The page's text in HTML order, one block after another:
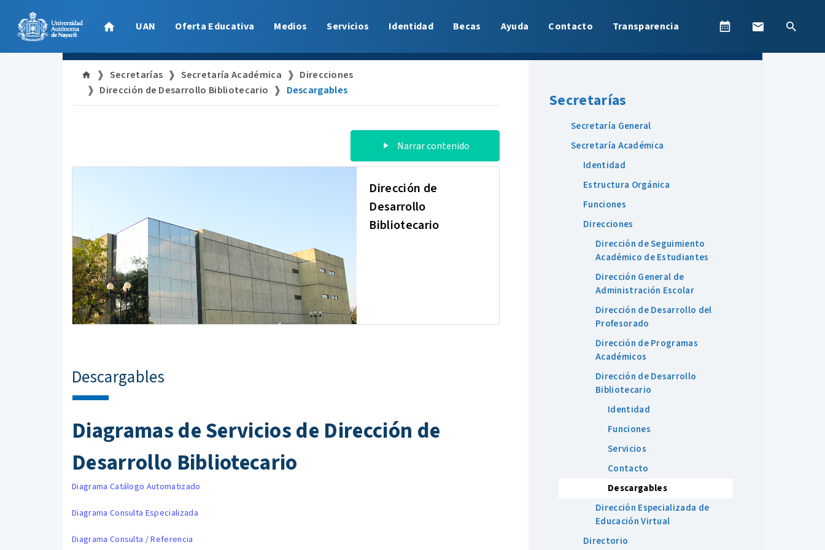
UAN Oferta Educativa Medios Servicios Identidad Becas Ayuda Contacto Transparencia
Secretarías Secretaría Académica
Direcciones
Dirección de Desarrollo Bibliotecario
Descargables
Narrar contenido
Dirección de
Desarrollo
Bibliotecario
Descargables
Diagramas de Servicios de Dirección de
Desarrollo Bibliotecario
Diagrama Catálogo Automatizado
Diagrama Consulta Especializada
Diagrama Consulta / Referencia
Secretarías
Secretaría General
Secretaría Académica
Identidad
Estructura Orgánica
Funciones
Direcciones
Dirección de Seguimiento
Académico de Estudiantes
Dirección General de
Administración Escolar
Dirección de Desarrollo del
Profesorado
Dirección de Programas
Académicos
Dirección de Desarrollo
Bibliotecario
Identidad
Funciones
Servicios
Contacto
Descargables
Dirección Especializada de
Educación Virtual
Directorio